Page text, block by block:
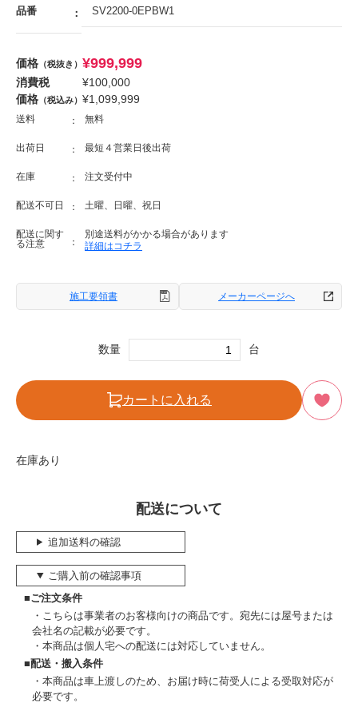
品番 SV2200-0EPBW1
価格 （税抜き） ¥999,999
消費税 ¥100,000
価格 （税込み） ¥1,099,999
送料 無料
出荷日 最短４営業日後出荷
在庫 注文受付中
配送不可日 土曜、日曜、祝日
配送に関す
る注意
別途送料がかかる場合があります
詳細はコチラ
施工要領書 メーカーページへ
数量 台
カートに入れる
在庫あり
配送について
追加送料の確認
ご購入前の確認事項
■ご注文条件
こちらは事業者のお客様向けの商品です。宛先には屋号または
会社名の記載が必要です。
本商品は個人宅への配送には対応していません。
■配送・搬入条件
本商品は車上渡しのため、お届け時に荷受人による受取対応が
必要です。